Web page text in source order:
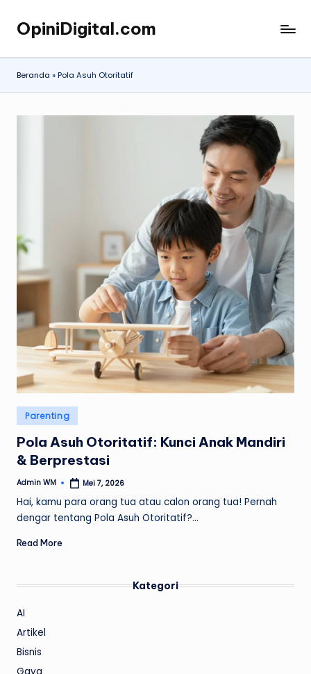
Skip
content
OpiniDigital.com
Opini
Digital
Terupdate
Beranda »Pola Asuh Otoritatif
Posted
in
Parenting
Pola Asuh Otoritatif: Kunci Anak Mandiri
& Berprestasi
Posted
Admin WM Mei 7, 2026
Hai, kamu para orang tua atau calon orang tua! Pernah
dengar tentang Pola Asuh Otoritatif?…
Read More
Kategori
AI
Artikel
Bisnis